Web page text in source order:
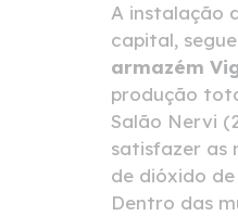
A instalação
capital,
armazém
produção
Salão Nervi
satisfazer as
de dióxido
Dentro das